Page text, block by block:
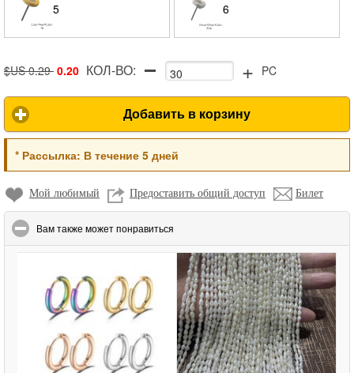
5 6
$US 0.29 0.20 КОЛ-ВО: + PC
Добавить в корзину
*Рассылка: В течение 5 дней
Мой любимый Предоставить общий доступ Билет
Вам также может понравиться